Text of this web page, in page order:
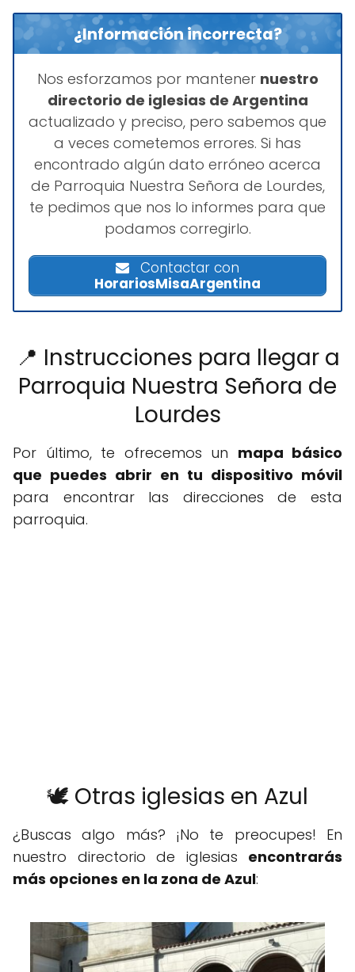
¿Información incorrecta?
Nos esforzamos por mantener nuestro
directorio de iglesias de Argentina
actualizado y preciso, pero sabemos que
a veces cometemos errores. Si has
encontrado algún dato erróneo acerca
de Parroquia Nuestra Señora de Lourdes,
te pedimos que nos lo informes para que
podamos corregirlo.
Contactar con
HorariosMisaArgentina
📍 Instrucciones para llegar a
Parroquia Nuestra Señora de
Lourdes
Por último, te ofrecemos un mapa básico
que puedes abrir en tu dispositivo móvil
para encontrar las direcciones de esta
parroquia.
🕊️ Otras iglesias en Azul
¿Buscas algo más? ¡No te preocupes! En
nuestro directorio de iglesias encontrarás
más opciones en la zona de Azul: